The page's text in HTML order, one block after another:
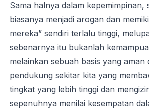
Sama halnya dalam kepemimpinan,
biasanya menjadi arogan dan
mereka” sendiri terlalu tinggi,
sebenarnya itu bukanlah
melainkan sebuah basis yang aman
pendukung sekitar kita yang
tingkat yang lebih tinggi dan
sepenuhnya menilai kesempatan